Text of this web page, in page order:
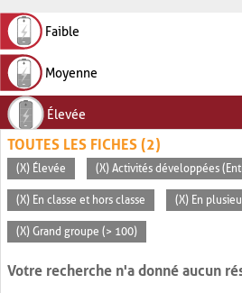
Faible
Moyenne
Élevée
TOUTES LES FICHES (2)
(X) Élevée (X) Activités développées
(X) En classe et hors classe (X) En
(X) Grand groupe (> 100)
Votre recherche n'a donné aucun